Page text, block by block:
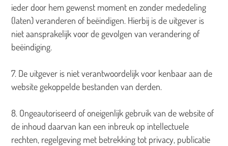
ieder door hem gewenst moment en zonder mededeling
(laten) veranderen of beëindigen. Hierbij is de uitgever is
niet aansprakelijk voor de gevolgen van verandering of
beëindiging.
7. De uitgever is niet verantwoordelijk voor kenbaar aan de
website gekoppelde bestanden van derden.
8. Ongeautoriseerd of oneigenlijk gebruik van de website of
de inhoud daarvan kan een inbreuk op intellectuele
rechten, regelgeving met betrekking tot privacy, publicatie